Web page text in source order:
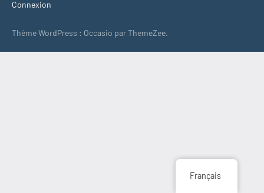
Connexion
Thème WordPress : Occasio par ThemeZee.
Français